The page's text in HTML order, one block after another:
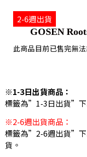
2-6週出貨
GOSEN
此商品目前已售完無
※1-3日出貨商品：
標籤為”1-3日出貨”下
※2-6週出貨商品：
標籤為”2-6週出貨”下
貨。